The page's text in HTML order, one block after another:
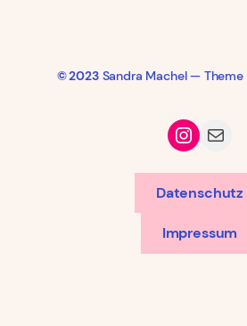
© 2023Sandra Machel —
Instagram Mail
Datenschutz
Impressum